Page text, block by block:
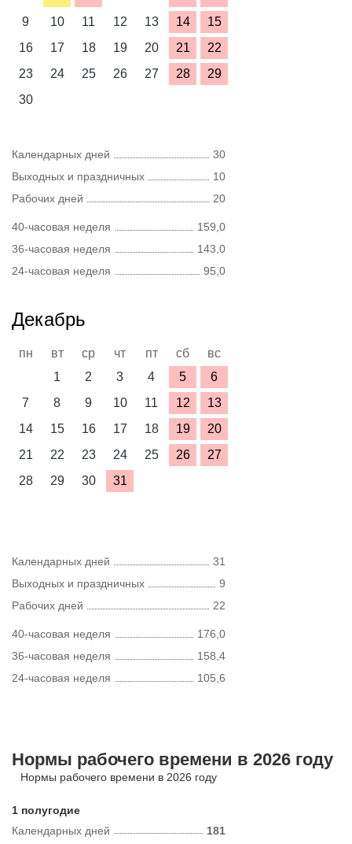
9
10 11 12 13 14
15
16
17 18 19 20 21
22
23
24 25 26 27 28
29
30
Календарных дней
30
Выходных и праздничных
10
Рабочих дней
20
40-часовая неделя
159,0
36-часовая неделя
143,0
24-часовая неделя
95,0
Декабрь
пн вт ср чт пт сб
вс
1
2 3 4 5
6
7
8 9 10 11 12
13
14
15 16 17 18 19
20
21
22 23 24 25 26
27
28
29 30 31
Календарных дней
31
Выходных и праздничных
9
Рабочих дней
22
40-часовая неделя
176,0
36-часовая неделя
158,4
24-часовая неделя
105,6
Нормы рабочего времени в 2026 году
Нормы рабочего времени в 2026 году
1 полугодие
Календарных дней
181